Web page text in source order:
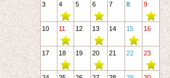
3 4 5 6 7 8 9
10 11 12 13 14 15 16
17 18 19 20 21 22 23